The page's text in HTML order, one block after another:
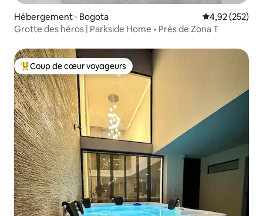
Hébergement ⋅ Bogota Évaluation
4,92 (252)
Grotte des héros | Parkside Home • Près de Zona T
Coups de cœur voyageurs les plus appréciés
Coup de cœur voyageurs